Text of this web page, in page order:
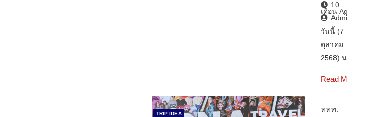
10
เดือน Ago
Admin2
วันนี้ (7
ตุลาคม
2568) นา…
Read More
TRIP IDEA
ททท.